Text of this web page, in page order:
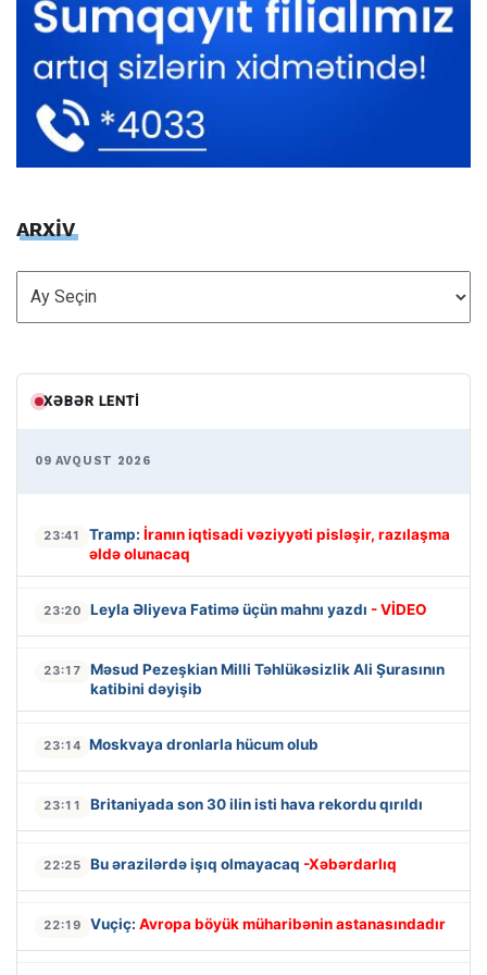
ARXİV
ARXİV
XƏBƏR LENTI
09 AVQUST 2026
23:41 Tramp: İranın iqtisadi vəziyyəti pisləşir, razılaşma
əldə olunacaq
23:20 Leyla Əliyeva Fatimə üçün mahnı yazdı - VİDEO
23:17
Məsud Pezeşkian Milli Təhlükəsizlik Ali Şurasının
katibini dəyişib
23:14 Moskvaya dronlarla hücum olub
23:11 Britaniyada son 30 ilin isti hava rekordu qırıldı
22:25 Bu ərazilərdə işıq olmayacaq -Xəbərdarlıq
22:19 Vuçiç: Avropa böyük müharibənin astanasındadır